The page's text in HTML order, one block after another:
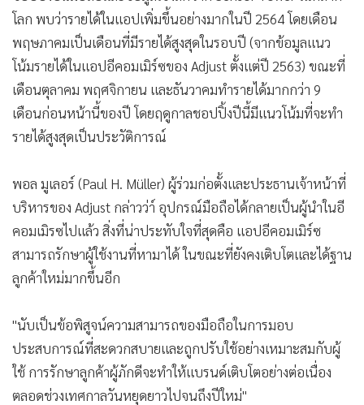
•
Special Scoop
เศรษฐกิจ-ธุรกิจ
• จีน
• ชุมชน-คุณภาพชีวิต
• อาชญากรรม
• Motoring
• วิทยาศาสตร์
• SMEs
• หุ้น
• อินโดจีน
• กองทุนรวม
Celeb Online
Factcheck
• ญี่ปุ่น
News1
โลก พบว่ารายได้ในแอปเพิ่มขึ้นอย่างมากในปี 2564 โดยเดือน
พฤษภาคมเป็นเดือนที่มีรายได้สูงสุดในรอบปี (จากข้อมูลแนว
โน้มรายได้ในแอปอีคอมเมิร์ซของ Adjust ตั้งแต่ปี 2563) ขณะที่
เดือนตุลาคม พฤศจิกายน และธันวาคมทำรายได้มากกว่า 9
เดือนก่อนหน้านี้ของปี โดยฤดูกาลชอปปิ้งปีนี้มีแนวโน้มที่จะทำ
รายได้สูงสุดเป็นประวัติการณ์
พอล มูเลอร์ (Paul H. Müller) ผู้ร่วมก่อตั้งและประธานเจ้าหน้าที่
บริหารของ Adjust กล่าวว่า์ อุปกรณ์มือถือได้กลายเป็นผู้นำในอี
คอมเมิรซไปแล้ว สิ่งที่น่าประทับใจที่สุดคือ แอปอีคอมเมิร์ซ
สามารถรักษาผู้ใช้งานที่หามาได้ ในขณะที่ยังคงเติบโตและได้ฐาน
ลูกค้าใหม่มากขึ้นอีก
"นับเป็นข้อพิสูจน์ความสามารถของมือถือในการมอบ
ประสบการณ์ที่สะดวกสบายและถูกปรับใช้อย่างเหมาะสมกับผู้
ใช้ การรักษาลูกค้าผู้ภักดีจะทำให้แบรนด์เติบโตอย่างต่อเนื่อง
ตลอดช่วงเทศกาลวันหยุดยาวไปจนถึงปีใหม่"